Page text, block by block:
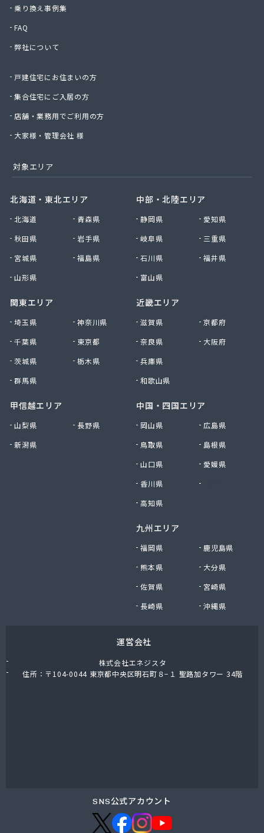
須田商事株式会社
星のや商店
聖火産業株式会社
西部燃料ガス株式会社
石井商店
石崎平八郎商店
赤羽根プロパンガス
赤羽燃料店
川津商店
川俣商販株式会社
早見商店
足利ガス事業組合配送センター
足利団地ガス株式会社
大塚プロパン
大田原エルピーガス保安センター協同組合
谷中田プロパン店
中央セントラルガス株式会社 宇都宮営業所
中央セントラルガス株式会社 那須営業所
町田屋商店出光興産大沢給油所
津吹商店
津田商店
田邊工業株式会社 佐野工場
田邊工業株式会社 足利営業所
東京ガスエネルギー株式会社 宇都宮サービスセン
東上ガス株式会社 真岡営業所
東上ガス株式会社 那須営業所
栃木液化ガス株式会社
栃木県プロパンガス商業協同組合
栃木石油株式会社 本社
日東瓦斯株式会社 南河内営業所
日本ガス株式会社 宇都宮営業所
乗り換え事例集
FAQ
弊社について
戸建住宅にお住まいの方
集合住宅にご入居の方
店舗・業務用でご利用の方
大家様・管理会社 様
対象エリア
北海道・東北エリア
北海道
青森県
秋田県
岩手県
宮城県
福島県
山形県
関東エリア
埼玉県
神奈川県
千葉県
東京都
茨城県
栃木県
群馬県
甲信越エリア
山梨県
長野県
新潟県
中部・北陸エリア
静岡県
愛知県
岐阜県
三重県
石川県
福井県
富山県
近畿エリア
滋賀県
京都府
奈良県
大阪府
兵庫県
和歌山県
中国・四国エリア
岡山県
広島県
鳥取県
島根県
山口県
愛媛県
香川県
高知県
九州エリア
福岡県
鹿児島県
熊本県
大分県
佐賀県
宮崎県
長崎県
沖縄県
運営会社
株式会社エネジスタ
住所：〒104-0044 東京都中央区明石町８−１ 聖路加タワー 34階
SNS公式アカウント